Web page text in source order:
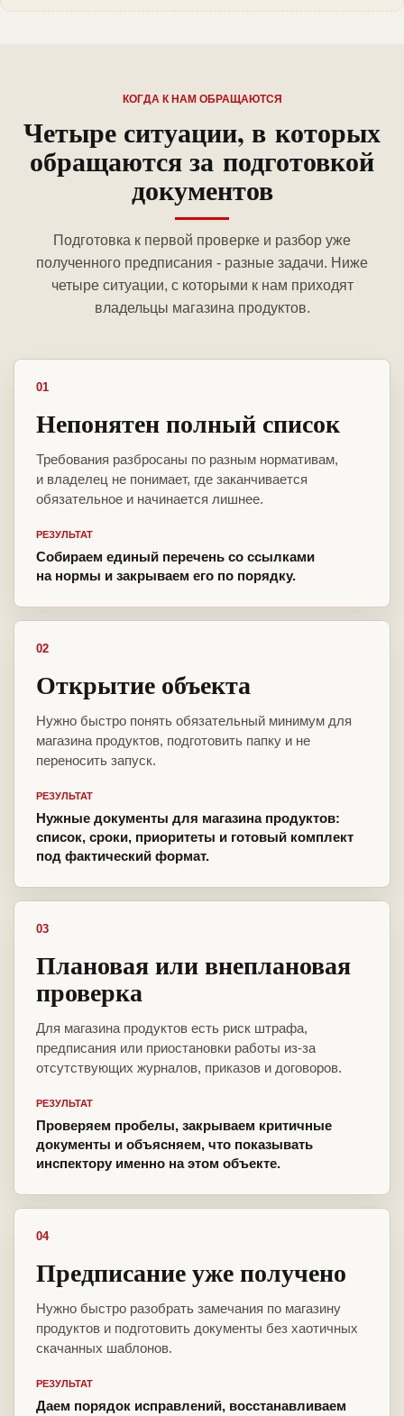
КОГДА К НАМ ОБРАЩАЮТСЯ
Четыре ситуации, в которых
обращаются за подготовкой
документов
Подготовка к первой проверке и разбор уже
полученного предписания - разные задачи. Ниже
четыре ситуации, с которыми к нам приходят
владельцы магазина продуктов.
01
Непонятен полный список
Требования разбросаны по разным нормативам,
и владелец не понимает, где заканчивается
обязательное и начинается лишнее.
РЕЗУЛЬТАТ
Собираем единый перечень со ссылками
на нормы и закрываем его по порядку.
02
Открытие объекта
Нужно быстро понять обязательный минимум для
магазина продуктов, подготовить папку и не
переносить запуск.
РЕЗУЛЬТАТ
Нужные документы для магазина продуктов:
список, сроки, приоритеты и готовый комплект
под фактический формат.
03
Плановая или внеплановая
проверка
Для магазина продуктов есть риск штрафа,
предписания или приостановки работы из-за
отсутствующих журналов, приказов и договоров.
РЕЗУЛЬТАТ
Проверяем пробелы, закрываем критичные
документы и объясняем, что показывать
инспектору именно на этом объекте.
04
Предписание уже получено
Нужно быстро разобрать замечания по магазину
продуктов и подготовить документы без хаотичных
скачанных шаблонов.
РЕЗУЛЬТАТ
Даем порядок исправлений, восстанавливаем